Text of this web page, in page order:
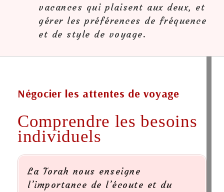
vacances qui plaisent aux deux, et
gérer les préférences de fréquence
et de style de voyage.
Négocier les attentes de voyage
Comprendre les besoins
individuels
La Torah nous enseigne
l’importance de l’écoute et du